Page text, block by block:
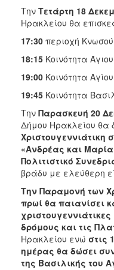
Την Τετάρτη 18
Ηρακλείου θα
17:30 περιοχή Κνωσού
18:15 Κοινότητα
19:00 Κοινότητα
19:45 Κοινότητα
Την Παρασκευή 20
Δήμου Ηρακλείου θα
Χριστουγεννιάτικη
«Ανδρέας και
Πολιτιστικό
βράδυ με ελεύθερη
Την Παραμονή των
πρωί θα παιανίσει
δρόμους και τις
Ηρακλείου ενώ στις
ημέρας θα δώσει
της Βασιλικής του